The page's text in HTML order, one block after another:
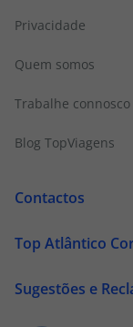
Privacidade
Quem somos
Trabalhe connosco
Blog TopViagens
Contactos
Top Atlântico
Sugestões e